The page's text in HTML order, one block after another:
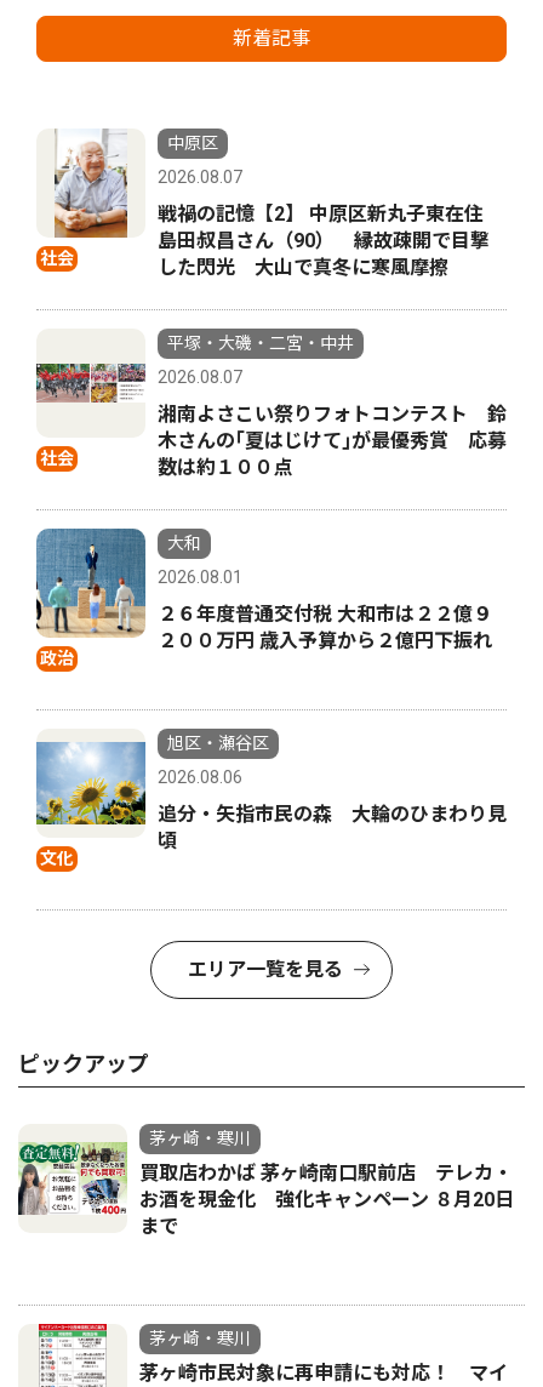
新着記事
社会
中原区
2026.08.07
戦禍の記憶【2】 中原区新丸子東在住
島田叔昌さん（90） 縁故疎開で目撃
した閃光 大山で真冬に寒風摩擦
社会
平塚・大磯・二宮・中井
2026.08.07
湘南よさこい祭りフォトコンテスト 鈴
木さんの｢夏はじけて｣が最優秀賞 応募
数は約１００点
政治
大和
2026.08.01
２６年度普通交付税 大和市は２２億９
２００万円 歳入予算から２億円下振れ
文化
旭区・瀬谷区
2026.08.06
追分・矢指市民の森 大輪のひまわり見
頃
エリア一覧を見る
ピックアップ
茅ヶ崎・寒川
買取店わかば 茅ヶ崎南口駅前店 テレカ・
お酒を現金化 強化キャンペーン ８月20日
まで
茅ヶ崎・寒川
茅ヶ崎市民対象に再申請にも対応！ マイ